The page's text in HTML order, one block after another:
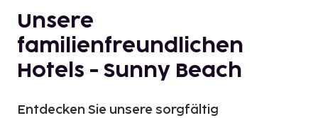
Unsere
familienfreundlichen
Hotels - Sunny Beach
Entdecken Sie unsere sorgfältig